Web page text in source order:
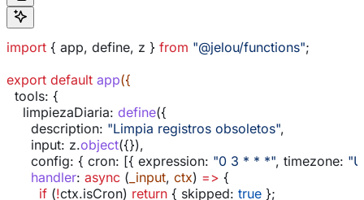
import { app, define, z } from "@jelou/functions";
export default app({
  tools:
{
    limpiezaDiaria:
define({
      description:
"Limpia registros obsoletos",
      input:
z.object({}),
      config:
{ cron: [{ expression: "0 3 * * *", timezone:
      handler
: async ( _input, ctx) => {
        if
(!ctx.isCron) return { skipped: true };